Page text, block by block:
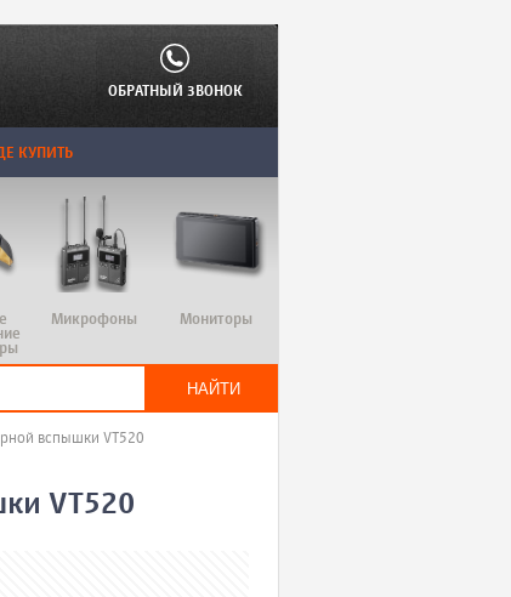
ОБРАТНЫЙ ЗВОНОК
КУПИТЬ
Микрофоны Мониторы
вспышки VT520
VT520